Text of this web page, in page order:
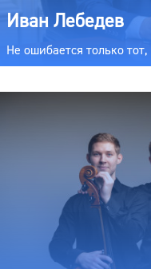
Иван Лебедев
Не ошибается только